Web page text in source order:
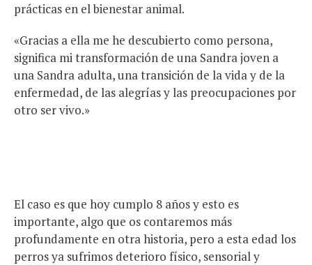
prácticas en el bienestar animal.
«Gracias a ella me he descubierto como persona,
significa mi transformación de una Sandra joven a
una Sandra adulta, una transición de la vida y de la
enfermedad, de las alegrías y las preocupaciones por
otro ser vivo.»
El caso es que hoy cumplo 8 años y esto es
importante, algo que os contaremos más
profundamente en otra historia, pero a esta edad los
perros ya sufrimos deterioro físico, sensorial y